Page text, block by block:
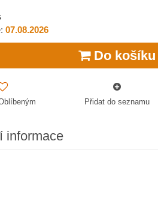
07.08.2026
Do košíku
Přidat do seznamu
informace